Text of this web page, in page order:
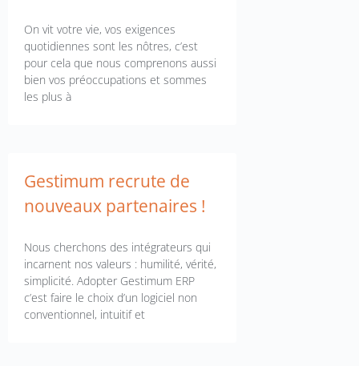
On vit votre vie, vos exigences
quotidiennes sont les nôtres, c’est
pour cela que nous comprenons aussi
bien vos préoccupations et sommes
les plus à
Gestimum recrute de
nouveaux partenaires !
Nous cherchons des intégrateurs qui
incarnent nos valeurs : humilité, vérité,
simplicité. Adopter Gestimum ERP
c’est faire le choix d’un logiciel non
conventionnel, intuitif et